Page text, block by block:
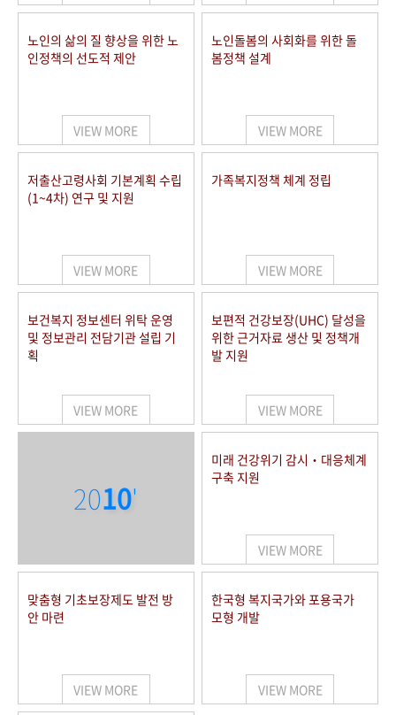
노인의 삶의 질 향상을 위한 노
인정책의 선도적 제안
VIEW MORE
노인돌봄의 사회화를 위한 돌
봄정책 설계
VIEW MORE
저출산고령사회 기본계획 수립
(1~4차) 연구 및 지원
VIEW MORE
가족복지정책 체계 정립
VIEW MORE
보건복지 정보센터 위탁 운영
및 정보관리 전담기관 설립 기
획
VIEW MORE
보편적 건강보장(UHC) 달성을
위한 근거자료 생산 및 정책개
발 지원
VIEW MORE
2010'
미래 건강위기 감시‧대응체계
구축 지원
VIEW MORE
맞춤형 기초보장제도 발전 방
안 마련
VIEW MORE
한국형 복지국가와 포용국가
모형 개발
VIEW MORE